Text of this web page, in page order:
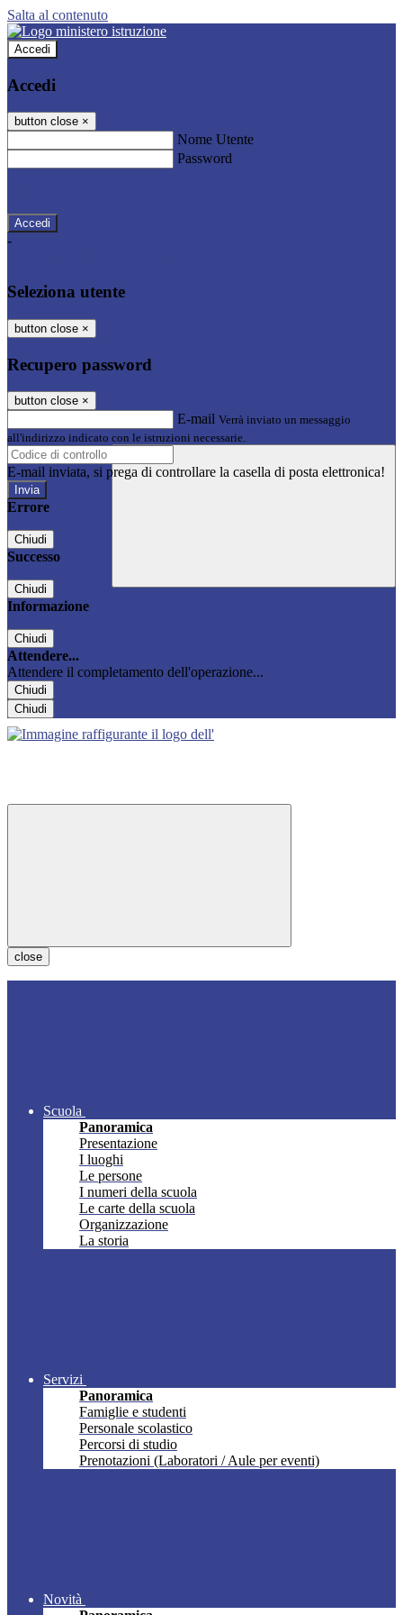
Salta al contenuto
Accedi
Accedi
button close ×
Nome Utente
Password
-
Seleziona utente
button close ×
Recupero password
button close ×
E-mail Verrà inviato un messaggio
all'indirizzo indicato con le istruzioni necessarie.
E-mail inviata, si prega di controllare la casella di posta elettronica!
Errore
Chiudi
Successo
Chiudi
Informazione
Chiudi
Attendere...
Attendere il completamento dell'operazione...
Chiudi
Chiudi
close
Scuola
Panoramica
Presentazione
I luoghi
Le persone
I numeri della scuola
Le carte della scuola
Organizzazione
La storia
Servizi
Panoramica
Famiglie e studenti
Personale scolastico
Percorsi di studio
Prenotazioni (Laboratori / Aule per eventi)
Novità